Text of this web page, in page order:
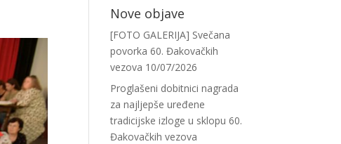
Nove objave
[FOTO GALERIJA] Svečana
povorka 60. Đakovačkih
vezova 10/07/2026
Proglašeni dobitnici nagrada
za najljepše uređene
tradicijske izloge u sklopu 60.
Đakovačkih vezova